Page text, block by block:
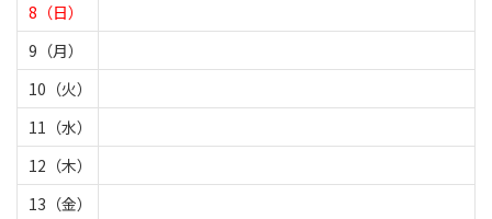
8（日）
9（月）
10（火）
11（水）
12（木）
13（金）